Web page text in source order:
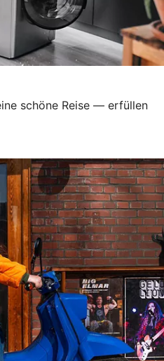
schöne Reise — erfüllen